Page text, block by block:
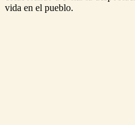
vida en el pueblo.